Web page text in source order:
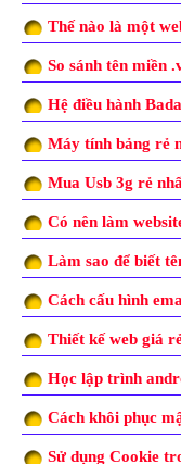
Thế nào là một
So sánh tên miền
Hệ điều hành
Máy tính bảng rẻ
Mua Usb 3g rẻ
Có nên làm
Làm sao để biết
Cách cấu hình
Thiết kế web giá
Học lập trình
Cách khôi phục
Sử dụng Cookie